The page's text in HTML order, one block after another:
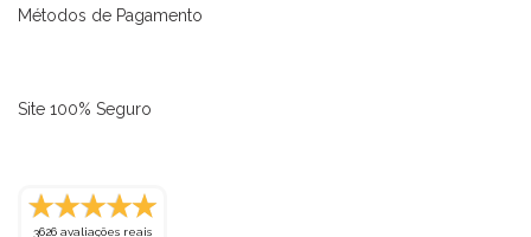
Macaquinhos
Métodos de Pagamento
Site 100% Seguro
3626 avaliações reais